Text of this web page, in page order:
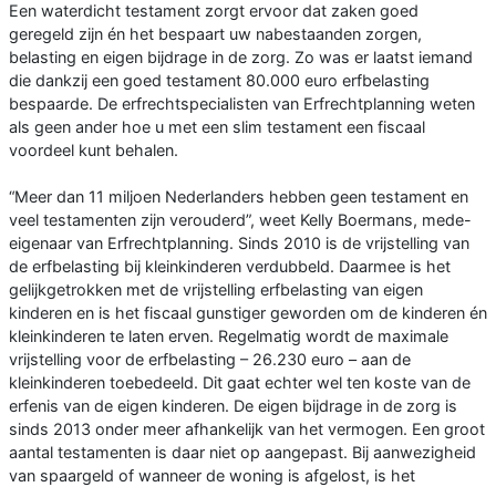
Een waterdicht testament zorgt ervoor dat zaken goed
geregeld zijn én het bespaart uw nabestaanden zorgen,
belasting en eigen bijdrage in de zorg. Zo was er laatst iemand
die dankzij een goed testament 80.000 euro erfbelasting
bespaarde. De erfrechtspecialisten van Erfrechtplanning weten
als geen ander hoe u met een slim testament een fiscaal
voordeel kunt behalen.
“Meer dan 11 miljoen Nederlanders hebben geen testament en
veel testamenten zijn verouderd”, weet Kelly Boermans, mede-
eigenaar van Erfrechtplanning. Sinds 2010 is de vrijstelling van
de erfbelasting bij kleinkinderen verdubbeld. Daarmee is het
gelijkgetrokken met de vrijstelling erfbelasting van eigen
kinderen en is het fiscaal gunstiger geworden om de kinderen én
kleinkinderen te laten erven. Regelmatig wordt de maximale
vrijstelling voor de erfbelasting – 26.230 euro – aan de
kleinkinderen toebedeeld. Dit gaat echter wel ten koste van de
erfenis van de eigen kinderen. De eigen bijdrage in de zorg is
sinds 2013 onder meer afhankelijk van het vermogen. Een groot
aantal testamenten is daar niet op aangepast. Bij aanwezigheid
van spaargeld of wanneer de woning is afgelost, is het